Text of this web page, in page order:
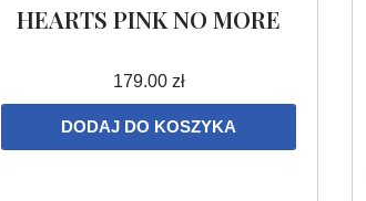
HEARTS PINK NO MORE
179.00 zł
DODAJ DO KOSZYKA